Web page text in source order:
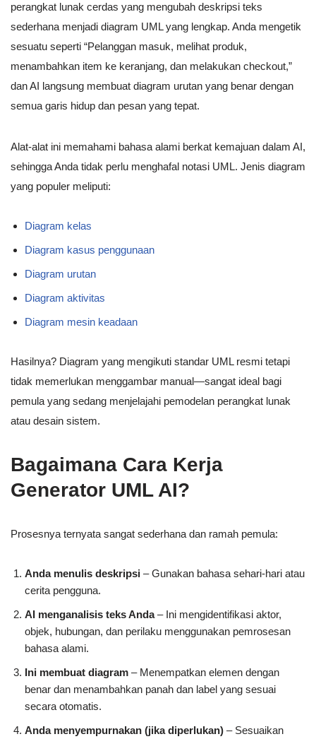
perangkat lunak cerdas yang mengubah deskripsi teks
sederhana menjadi diagram UML yang lengkap. Anda mengetik
sesuatu seperti “Pelanggan masuk, melihat produk,
menambahkan item ke keranjang, dan melakukan checkout,”
dan AI langsung membuat diagram urutan yang benar dengan
semua garis hidup dan pesan yang tepat.
Alat-alat ini memahami bahasa alami berkat kemajuan dalam AI,
sehingga Anda tidak perlu menghafal notasi UML. Jenis diagram
yang populer meliputi:
Diagram kelas
Diagram kasus penggunaan
Diagram urutan
Diagram aktivitas
Diagram mesin keadaan
Hasilnya? Diagram yang mengikuti standar UML resmi tetapi
tidak memerlukan menggambar manual—sangat ideal bagi
pemula yang sedang menjelajahi pemodelan perangkat lunak
atau desain sistem.
Bagaimana Cara Kerja
Generator UML AI?
Prosesnya ternyata sangat sederhana dan ramah pemula:
Anda menulis deskripsi – Gunakan bahasa sehari-hari atau
cerita pengguna.
AI menganalisis teks Anda– Ini mengidentifikasi aktor,
objek, hubungan, dan perilaku menggunakan pemrosesan
bahasa alami.
Ini membuat diagram – Menempatkan elemen dengan
benar dan menambahkan panah dan label yang sesuai
secara otomatis.
Anda menyempurnakan (jika diperlukan) – Sesuaikan